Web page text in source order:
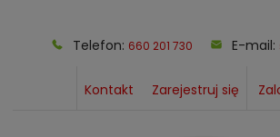
Telefon: 660 201 730 E-mail:
Kontakt Zarejestruj się